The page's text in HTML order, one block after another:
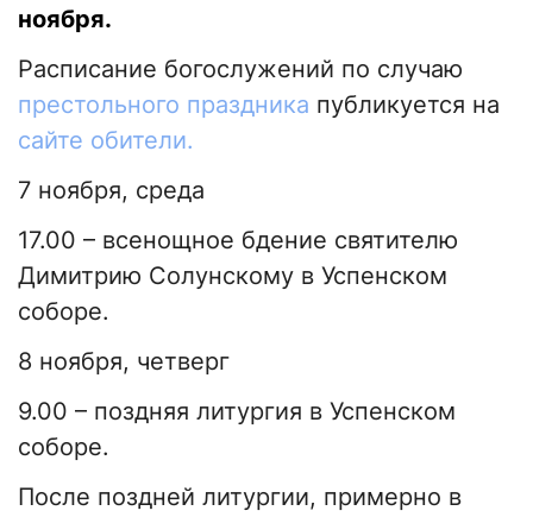
ноября.
Расписание богослужений по случаю
престольного праздника публикуется на
сайте обители.
7 ноября, среда
17.00 – всенощное бдение святителю
Димитрию Солунскому в Успенском
соборе.
8 ноября, четверг
9.00 – поздняя литургия в Успенском
соборе.
После поздней литургии, примерно в